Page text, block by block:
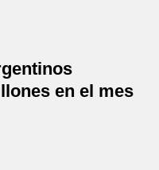
en el mes